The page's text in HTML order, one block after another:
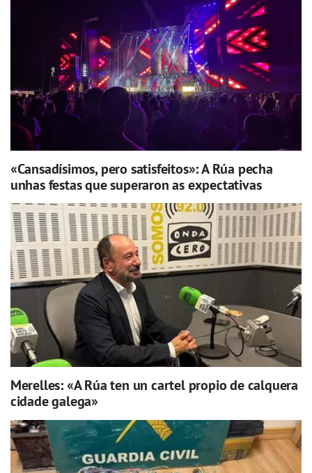
«Cansadísimos, pero satisfeitos»: A Rúa pecha
unhas festas que superaron as expectativas
Merelles: «A Rúa ten un cartel propio de calquera
cidade galega»